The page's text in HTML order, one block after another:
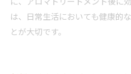
は、日常生活においても健康的
とが大切です。